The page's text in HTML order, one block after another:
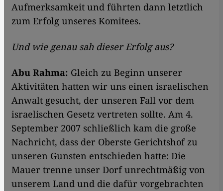
Aufmerksamkeit und führten dann letztlich
zum Erfolg unseres Komitees.
Und wie genau sah dieser Erfolg aus?
Abu Rahma: Gleich zu Beginn unserer
Aktivitäten hatten wir uns einen israelischen
Anwalt gesucht, der unseren Fall vor dem
israelischen Gesetz vertreten sollte. Am 4.
September 2007 schließlich kam die große
Nachricht, dass der Oberste Gerichtshof zu
unseren Gunsten entschieden hatte: Die
Mauer trenne unser Dorf unrechtmäßig von
unserem Land und die dafür vorgebrachten